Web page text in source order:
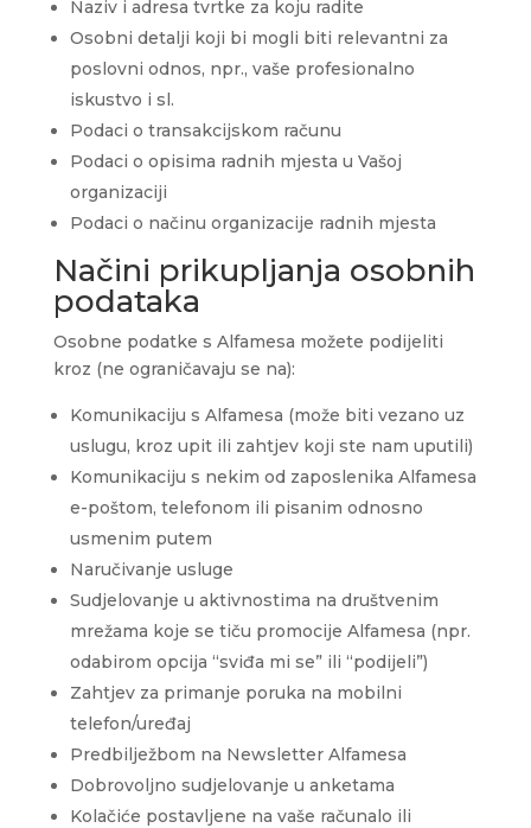
Naziv i adresa tvrtke za koju radite
Osobni detalji koji bi mogli biti relevantni za
poslovni odnos, npr., vaše profesionalno
iskustvo i sl.
Podaci o transakcijskom računu
Podaci o opisima radnih mjesta u Vašoj
organizaciji
Podaci o načinu organizacije radnih mjesta
Načini prikupljanja osobnih
podataka
Osobne podatke s Alfamesa možete podijeliti
kroz (ne ograničavaju se na):
Komunikaciju s Alfamesa (može biti vezano uz
uslugu, kroz upit ili zahtjev koji ste nam uputili)
Komunikaciju s nekim od zaposlenika Alfamesa
e-poštom, telefonom ili pisanim odnosno
usmenim putem
Naručivanje usluge
Sudjelovanje u aktivnostima na društvenim
mrežama koje se tiču promocije Alfamesa (npr.
odabirom opcija “sviđa mi se” ili “podijeli”)
Zahtjev za primanje poruka na mobilni
telefon/uređaj
Predbilježbom na Newsletter Alfamesa
Dobrovoljno sudjelovanje u anketama
Kolačiće postavljene na vaše računalo ili